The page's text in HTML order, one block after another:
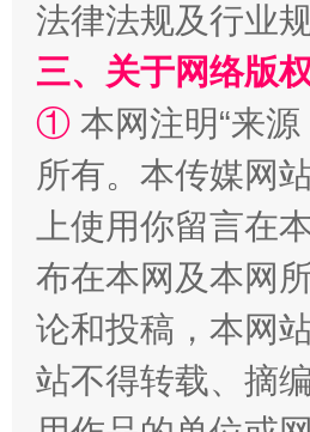
站台名比不上好声名
法律法规及行业
三、关于网络版
① 本网注明“来
所有。本传媒网
上使用你留言在
布在本网及本网
论和投稿，本网
站不得转载、摘